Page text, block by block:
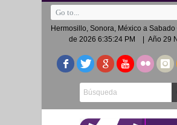
Hermosillo, Sonora, México a Sabado
de 2026 6:35:24 PM
| Año 29